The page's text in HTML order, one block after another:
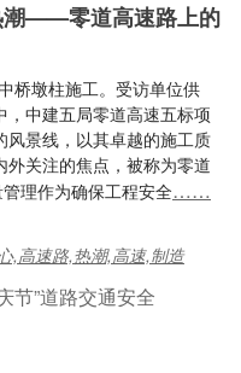
潮——零道高速路上的
桥墩柱施工。受访单位供
中建五局零道高速五标项
风景线，以其卓越的施工质
关注的焦点，被称为零道
理作为确保工程安全……
,高速路,热潮,高速,制造